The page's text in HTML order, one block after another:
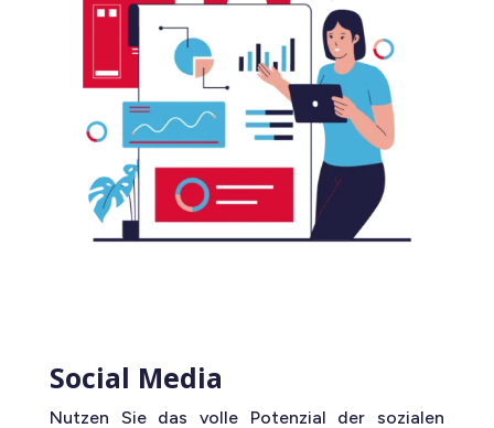
Social Media
Nutzen Sie das volle Potenzial der sozialen